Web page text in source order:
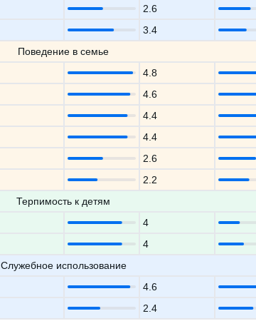
2.6
3.4
Поведение в семье
4.8
4.6
4.4
4.4
2.6
2.2
Терпимость к детям
4
4
Служебное использование
4.6
2.4